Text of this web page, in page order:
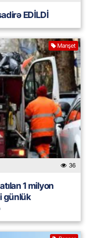
EDİLDİ
Manşet
36
1 milyon
günlük